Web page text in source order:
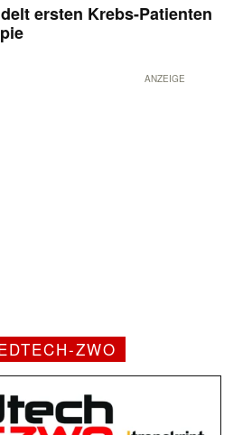
ersten Krebs-Patienten
ANZEIGE
ZWO